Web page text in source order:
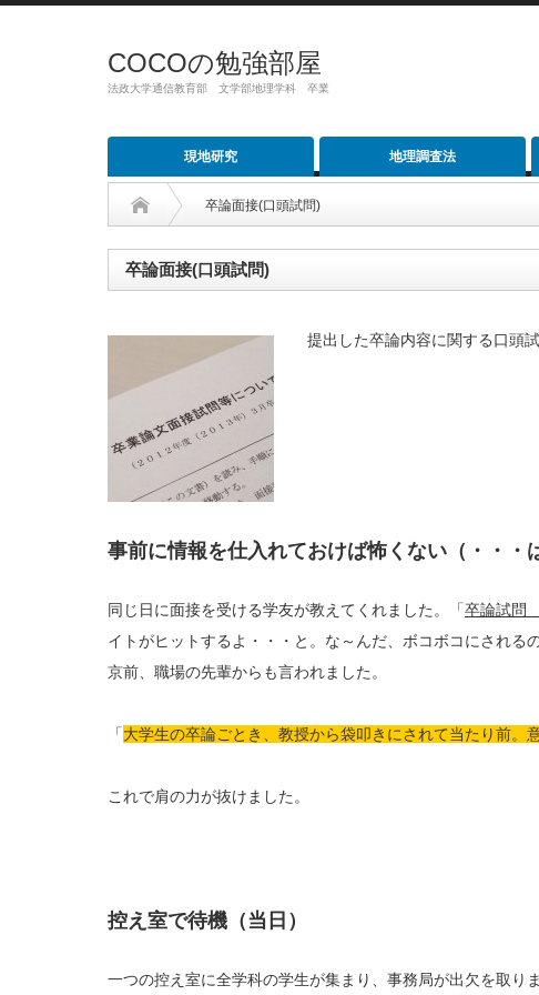
COCOの勉強部屋
法政大学通信教育部 文学部地理学科 卒業
現地研究 地理調査法
卒論面接(口頭試問)
卒論面接(口頭試問)
提出した卒論内容に関する口頭試
事前に情報を仕入れておけば怖くない（・・・
同じ日に面接を受ける学友が教えてくれました。「卒論試問
イトがヒットするよ・・・と。な～んだ、ボコボコにされる
京前、職場の先輩からも言われました。
「大学生の卒論ごとき、教授から袋叩きにされて当たり前。
これで肩の力が抜けました。
控え室で待機（当日）
一つの控え室に全学科の学生が集まり、事務局が出欠を取り